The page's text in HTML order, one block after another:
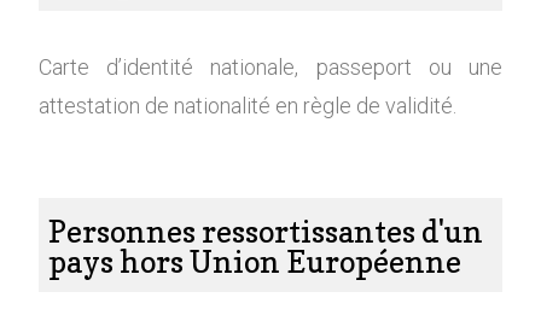
Carte d’identité nationale, passeport ou une
attestation de nationalité en règle de validité.
Personnes ressortissantes d'un
pays hors Union Européenne